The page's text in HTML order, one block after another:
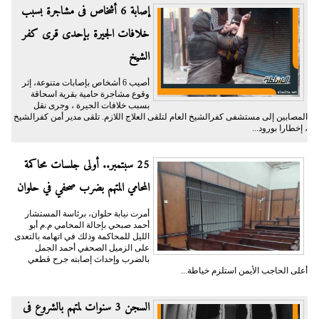
إصابة 6 أشخاص فى مشاجرة بسبب
خلافات الجيرة بإحدى قرى كفر
الشيخ
أصيب 6 أشخاص بإصابات متنوعة، إثر
وقوع مشاجرة حامية بقرية اسحاقة
بسبب خلافات الجيرة ، وجرى نقل
المصابين إلى مستشفى كفرالشيخ العام لتلقى العلاج اللازم. تلقى مدير أمن كفرالشيخ
، إخطارا بورود...
25 سبتمبر.. أولى جلسات محاكمة
المحامي المتهم بضرب صحفي في حلوان
أمرت نيابة حلوان، برئاسة المستشار
أحمد صبحي بإحالة المحامي م.م أبو
الليل للمحاكمة وذلك في اتهامه بالتعدى
على الزميل الصحفي أحمد الجمل
بالضرب وإحداث إصابته جرح قطعي
أعلى الحاجب الأيمن استلزم خياطة...
السجن 3 سنوات لمتهم بالشروع فى